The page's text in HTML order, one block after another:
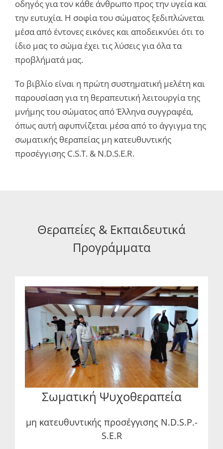
οδηγός για τον κάθε άνθρωπο προς την υγεία και
την ευτυχία. Η σοφία του σώματος ξεδιπλώνεται
μέσα από έντονες εικόνες και αποδεικνύει ότι το
ίδιο μας το σώμα έχει τις λύσεις για όλα τα
προβλήματά μας.
Το βιβλίο είναι η πρώτη συστηματική μελέτη και
παρουσίαση για τη θεραπευτική λειτουργία της
μνήμης του σώματος από Έλληνα συγγραφέα,
όπως αυτή αφυπνίζεται μέσα από το άγγιγμα της
σωματικής θεραπείας μη κατευθυντικής
προσέγγισης C.S.T. & N.D.S.E.R.
Θεραπείες & Εκπαιδευτικά
Προγράμματα
Σωματική Ψυχοθεραπεία
μη κατευθυντικής προσέγγισης N.D.S.P.-
S.E.R